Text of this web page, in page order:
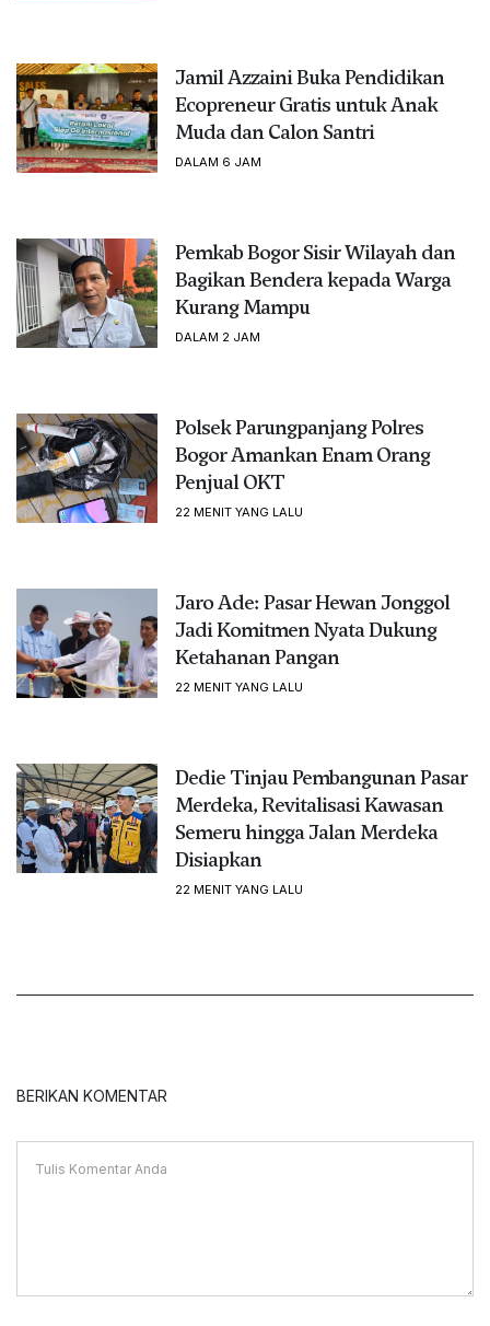
Jamil Azzaini Buka Pendidikan
Ecopreneur Gratis untuk Anak
Muda dan Calon Santri
DALAM 6 JAM
Pemkab Bogor Sisir Wilayah dan
Bagikan Bendera kepada Warga
Kurang Mampu
DALAM 2 JAM
Polsek Parungpanjang Polres
Bogor Amankan Enam Orang
Penjual OKT
22 MENIT YANG LALU
Jaro Ade: Pasar Hewan Jonggol
Jadi Komitmen Nyata Dukung
Ketahanan Pangan
22 MENIT YANG LALU
Dedie Tinjau Pembangunan Pasar
Merdeka, Revitalisasi Kawasan
Semeru hingga Jalan Merdeka
Disiapkan
22 MENIT YANG LALU
BERIKAN KOMENTAR